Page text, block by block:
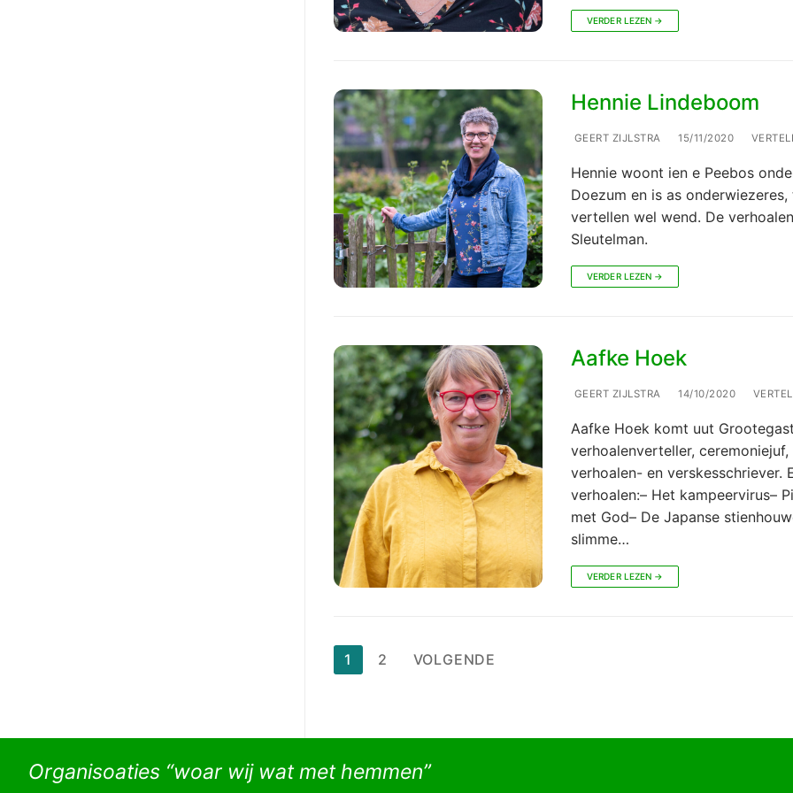
VERDER LEZEN →
Hennie Lindeboom
GEERT ZIJLSTRA 15/11/2020
Hennie woont ien e Peebos
Doezum en is as onderwiezeres,
vertellen wel wend. De
Sleutelman.
VERDER LEZEN →
Aafke Hoek
GEERT ZIJLSTRA 14/10/2020
Aafke Hoek komt uut
verhoalenverteller, ceremoniejuf,
verhoalen- en verskesschriever.
verhoalen:– Het kampeervirus–
met God– De Japanse
slimme…
VERDER LEZEN →
Berichten
1 2 VOLGENDE
Organisoaties “woar wij wat met hemmen”